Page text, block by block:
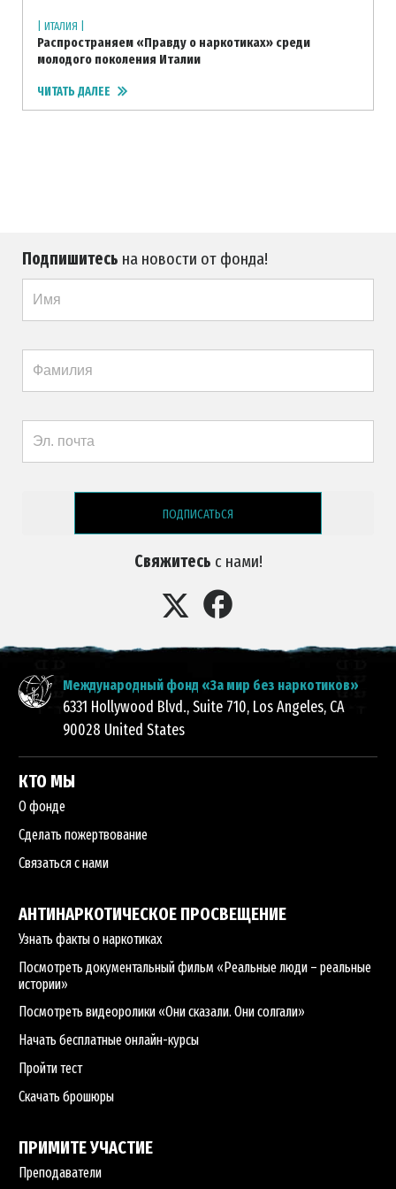
| ИТАЛИЯ |
Распространяем «Правду о наркотиках» среди
молодого поколения Италии
ЧИТАТЬ ДАЛЕЕ
Подпишитесь на новости от фонда!
ПОДПИСАТЬСЯ
Свяжитесь с нами!
Международный фонд «За мир без наркотиков»
6331 Hollywood Blvd., Suite 710, Los Angeles, CA
90028 United States
КТО МЫ
О фонде
Сделать пожертвование
Связаться с нами
АНТИНАРКОТИЧЕСКОЕ ПРОСВЕЩЕНИЕ
Узнать факты о наркотиках
Посмотреть документальный фильм «Реальные люди – реальные
истории»
Посмотреть видеоролики «Они сказали. Они солгали»
Начать бесплатные онлайн-курсы
Пройти тест
Скачать брошюры
ПРИМИТЕ УЧАСТИЕ
Преподаватели